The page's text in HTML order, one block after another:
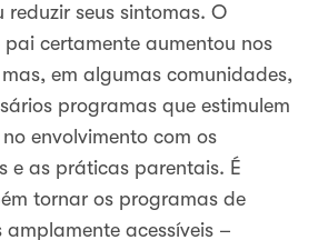
reduzir seus sintomas. O
certamente aumentou nos
em algumas comunidades,
programas que estimulem
envolvimento com os
e as práticas parentais. É
tornar os programas de
acessíveis –